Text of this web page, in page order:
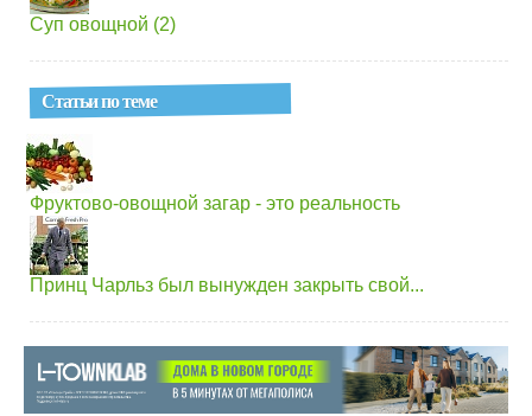
Суп овощной (2)
Статьи по теме
Фруктово-овощной загар - это реальность
Принц Чарльз был вынужден закрыть свой...